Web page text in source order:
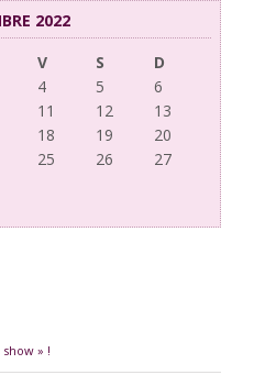
2022
V S
D
4 5
6
11 12
13
18 19
20
25 26
27
» !